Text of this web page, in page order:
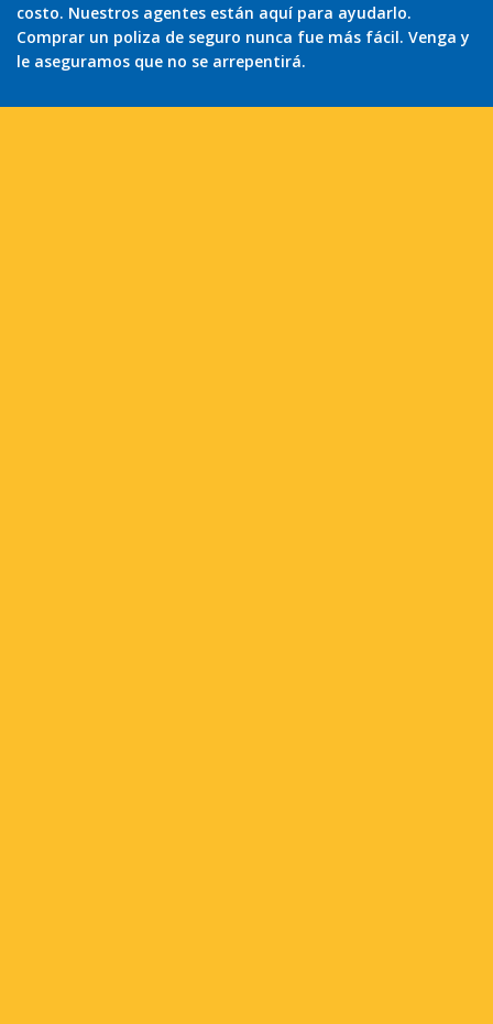
costo. Nuestros agentes están aquí para ayudarlo.
Comprar un poliza de seguro nunca fue más fácil. Venga y
le aseguramos que no se arrepentirá.